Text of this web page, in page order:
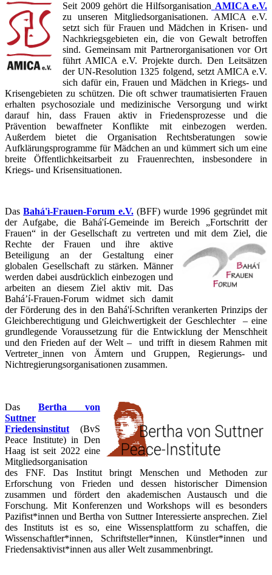
Seit 2009 gehört die Hilfsorganisation AMICA e.V.
zu unseren Mitgliedsorganisationen. AMICA e.V.
setzt sich für Frauen und Mädchen in Krisen- und
Nachkriegsgebieten ein, die von Gewalt betroffen
sind. Gemeinsam mit Partnerorganisationen vor Ort
führt AMICA e.V. Projekte durch. Den Leitsätzen
der UN-Resolution 1325 folgend, setzt AMICA e.V.
sich dafür ein, Frauen und Mädchen in Kriegs- und
Krisengebieten zu schützen. Die oft schwer traumatisierten Frauen
erhalten psychosoziale und medizinische Versorgung und wirkt
darauf hin, dass Frauen aktiv in Friedensprozesse und die
Prävention bewaffneter Konflikte mit einbezogen werden.
Außerdem bietet die Organisation Rechtsberatungen sowie
Aufklärungsprogramme für Mädchen an und kümmert sich um eine
breite Öffentlichkeitsarbeit zu Frauenrechten, insbesondere in
Kriegs- und Krisensituationen.
DasBahá'ì-Frauen-Forum e.V.(BFF) wurde 1996 gegründet mit
der Aufgabe, die Bahá'í-Gemeinde im Bereich „Fortschritt der
Frauen“ in der Gesellschaft zu vertreten und mit dem Ziel, die
Rechte der Frauen und ihre aktive
Beteiligung an der Gestaltung einer
globalen Gesellschaft zu stärken. Männer
werden dabei ausdrücklich einbezogen und
arbeiten an diesem Ziel aktiv mit. Das
Bahá’í-Frauen-Forum widmet sich damit
der Förderung des in den Bahá'í-Schriften verankerten Prinzips der
Gleichberechtigung und Gleichwertigkeit der Geschlechter – eine
grundlegende Voraussetzung für die Entwicklung der Menschheit
und den Frieden auf der Welt – und trifft in diesem Rahmen mit
Vertreter_innen von Ämtern und Gruppen, Regierungs- und
Nichtregierungsorganisationen zusammen.
Das Bertha von
Suttner
Friedensinstitut (BvS
Peace Institute) in Den
Haag ist seit 2022 eine
Mitgliedsorganisation
des FNF. Das Institut bringt Menschen und Methoden zur
Erforschung von Frieden und dessen historischer Dimension
zusammen und fördert den akademischen Austausch und die
Forschung. Mit Konferenzen und Workshops will es besonders
Pazifist*innen und Bertha von Suttner Interessierte ansprechen. Ziel
des Instituts ist es so, eine Wissensplattform zu schaffen, die
Wissenschaftler*innen, Schriftsteller*innen, Künstler*innen und
Friedensaktivist*innen aus aller Welt zusammenbringt.